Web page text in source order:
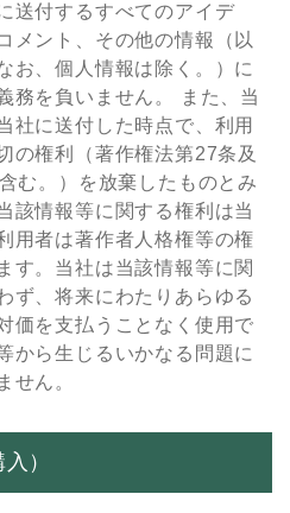
送付するすべてのアイデ
メント、その他の情報（以
お、個⼈情報は除く。）に
務を負いません。 また、当
社に送付した時点で、利⽤
の権利（著作権法第27条及
む。）を放棄したものとみ
該情報等に関する権利は当
⽤者は著作者⼈格権等の権
す。当社は当該情報等に関
ず、将来にわたりあらゆる
価を⽀払うことなく使⽤で
から⽣じるいかなる問題に
せん。
）